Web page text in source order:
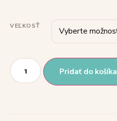
VEĽKOSŤ
Pridať do košíka